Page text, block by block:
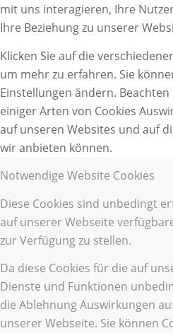
mit uns interagieren, Ihre
Ihre Beziehung zu unserer
Klicken Sie auf die
um mehr zu erfahren. Sie
Einstellungen ändern. Beachten
einiger Arten von Cookies
auf unseren Websites und auf
wir anbieten können.
Notwendige Website Cookies
Diese Cookies sind unbedingt
auf unserer Webseite
zur Verfügung zu stellen.
Da diese Cookies für die auf
Dienste und Funktionen
die Ablehnung Auswirkungen
unserer Webseite. Sie können